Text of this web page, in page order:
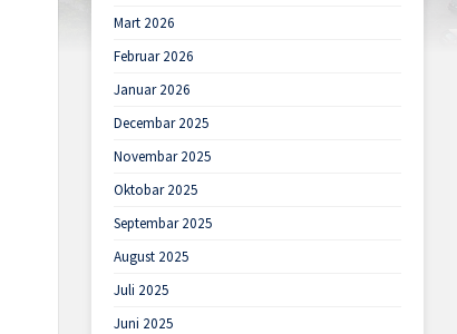
Mart 2026
Februar 2026
Januar 2026
Decembar 2025
Novembar 2025
Oktobar 2025
Septembar 2025
August 2025
Juli 2025
Juni 2025